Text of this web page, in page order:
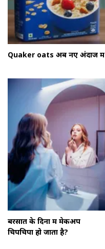
Quaker oats अब नए अंदाज में
बरसात के दिनों में मेकअप
चिपचिपा हो जाता है?